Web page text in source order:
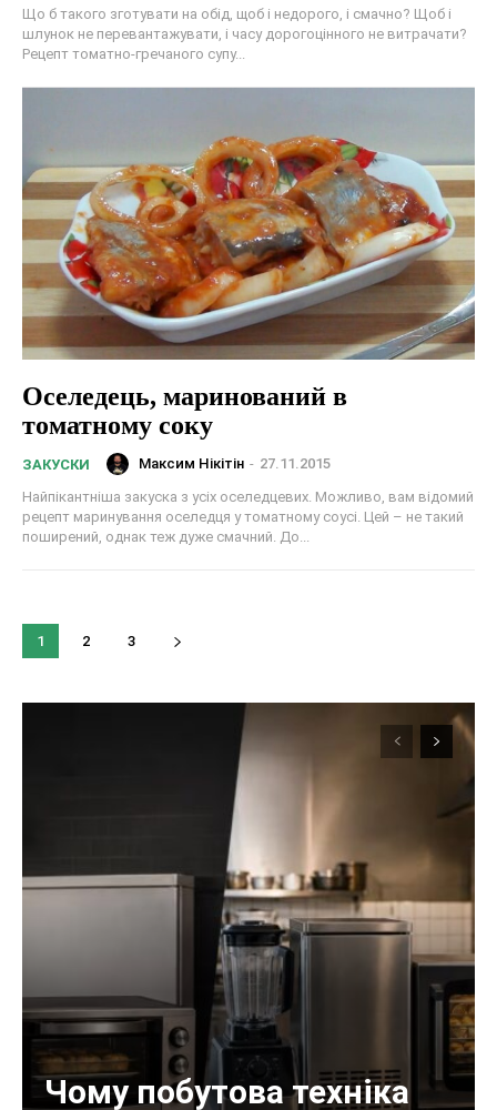
Що б такого зготувати на обід, щоб і недорого, і смачно? Щоб і
шлунок не перевантажувати, і часу дорогоцінного не витрачати?
Рецепт томатно-гречаного супу...
Оселедець, маринований в
томатному соку
ЗАКУСКИ Максим Нікітін - 27.11.2015
Найпікантніша закуска з усіх оселедцевих. Можливо, вам відомий
рецепт маринування оселедця у томатному соусі. Цей – не такий
поширений, однак теж дуже смачний. До...
1 2 3
Чому побутова техніка